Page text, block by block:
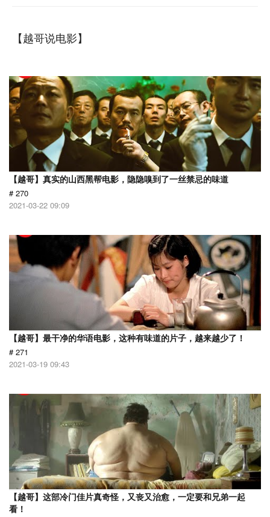
【越哥说电影】
【越哥】真实的山西黑帮电影，隐隐嗅到了一丝禁忌的味道
# 270
2021-03-22 09:09
【越哥】最干净的华语电影，这种有味道的片子，越来越少了！
# 271
2021-03-19 09:43
【越哥】这部冷门佳片真奇怪，又丧又治愈，一定要和兄弟一起
看！